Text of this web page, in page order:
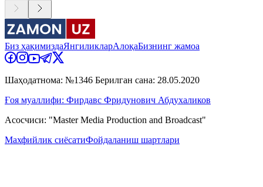
Биз ҳақимиздаЯнгиликларАлоқаБизнинг жамоа
Шаҳодатнома: №1346 Берилган сана: 28.05.2020
Ғоя муаллифи: Фирдавс Фридунович Абдухаликов
Асосчиси: "Master Media Production and Broadcast"
Махфийлик сиёсатиФойдаланиш шартлари